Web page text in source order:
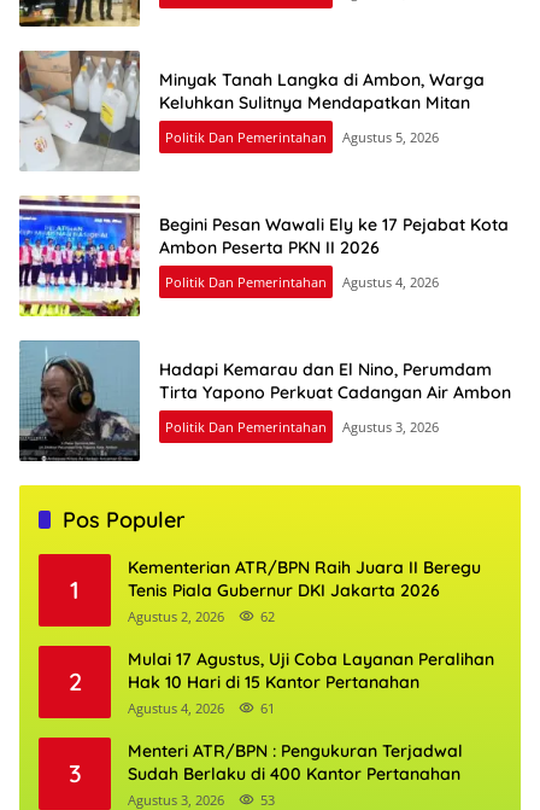
Minyak Tanah Langka di Ambon, Warga
Keluhkan Sulitnya Mendapatkan Mitan
Politik Dan Pemerintahan Agustus 5, 2026
Begini Pesan Wawali Ely ke 17 Pejabat Kota
Ambon Peserta PKN II 2026
Politik Dan Pemerintahan Agustus 4, 2026
Hadapi Kemarau dan El Nino, Perumdam
Tirta Yapono Perkuat Cadangan Air Ambon
Politik Dan Pemerintahan Agustus 3, 2026
Pos Populer
1
Kementerian ATR/BPN Raih Juara II Beregu
Tenis Piala Gubernur DKI Jakarta 2026
Agustus 2, 2026 62
2
Mulai 17 Agustus, Uji Coba Layanan Peralihan
Hak 10 Hari di 15 Kantor Pertanahan
Agustus 4, 2026 61
3
Menteri ATR/BPN : Pengukuran Terjadwal
Sudah Berlaku di 400 Kantor Pertanahan
Agustus 3, 2026 53